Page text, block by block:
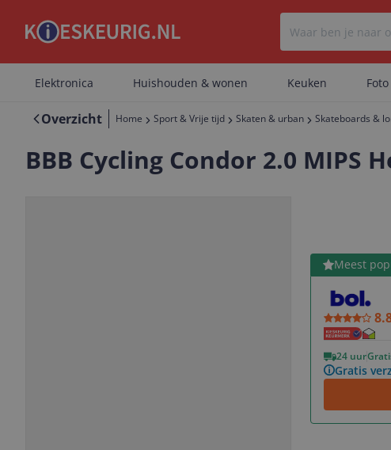
Elektronica Huishouden & wonen Keuken
Overzicht Home Sport & Vrije tijd Skaten & urban Skateboards &
BBB Cycling Condor 2.0 MIPS
Meest
24 uur
Gratis
Bekijk